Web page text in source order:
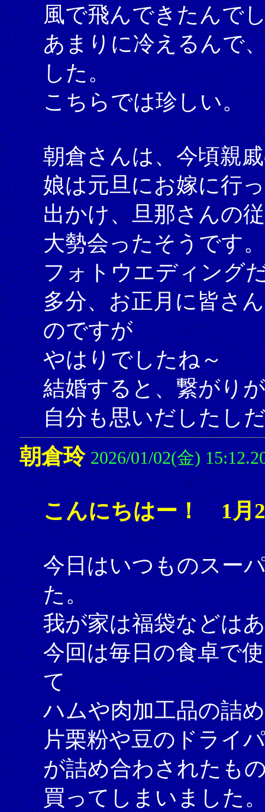
風で飛んできたんで
あまりに冷えるんで
した。
こちらでは珍しい。
朝倉さんは、今頃親
娘は元旦にお嫁に行
出かけ、旦那さんの
大勢会ったそうです。
フォトウエディング
多分、お正月に皆さ
のですが
やはりでしたね～
結婚すると、繋がり
自分も思いだしたし
朝倉玲 2026/01/02(金)
こんにちはー！ 1月
今日はいつものスー
た。
我が家は福袋などは
今回は毎日の食卓で
て
ハムや肉加工品の詰
片栗粉や豆のドライ
が詰め合わされたも
買ってしまいました